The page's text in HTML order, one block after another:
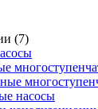
(7)
насосы